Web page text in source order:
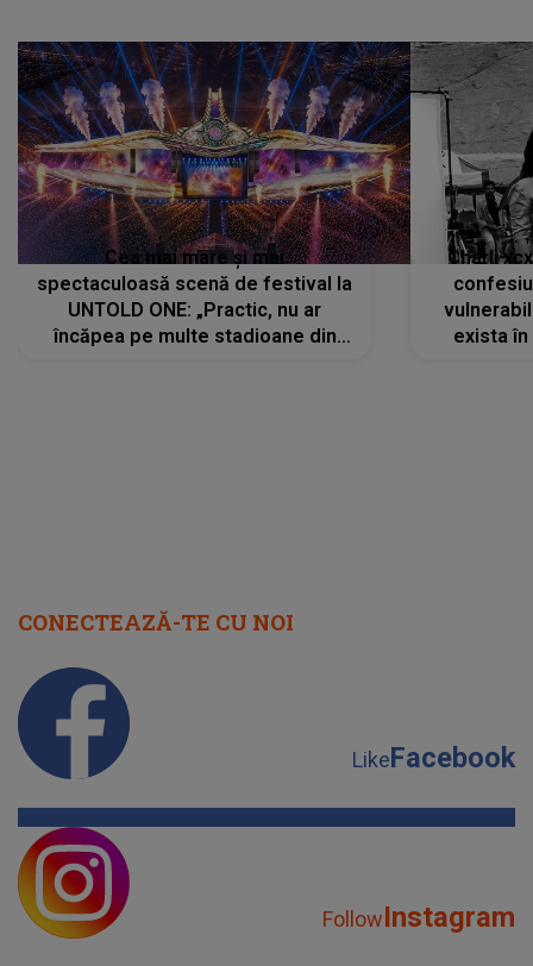
Cea mai mare și mai
spectaculoasă scenă de festival la
UNTOLD ONE: „Practic, nu ar
încăpea pe multe stadioane din
Charli
exista
CONECTEAZĂ-TE CU NOI
LikeFacebook
FollowInstagram